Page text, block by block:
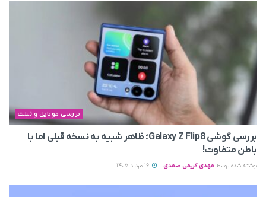
بررسی موبایل و تبلت
بررسی گوشی Galaxy Z Flip8؛ ظاهر شبیه به نسخه قبلی اما با
باطن متفاوت!
نوشته شده توسط مهدی کریمی صمدی